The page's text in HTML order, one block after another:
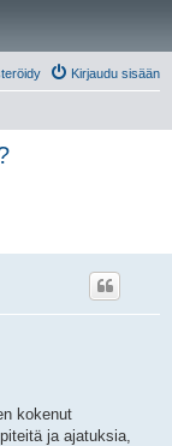
Kirjaudu sisään
kokenut
ja ajatuksia,